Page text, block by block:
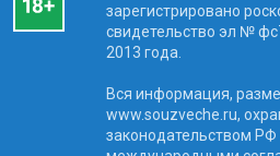
зарегистрировано
свидетельство эл №
2013 года.
Вся информация,
www.souzveche.ru,
законодательством РФ